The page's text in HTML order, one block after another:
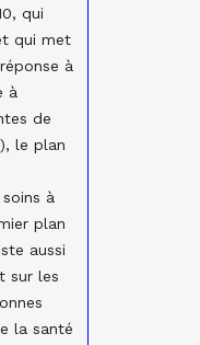
qui
qui met
à
à
de
le plan
à
plan
aussi
sur les
la santé